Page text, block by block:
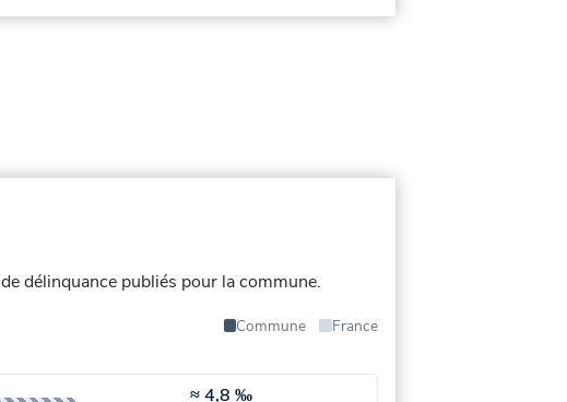
de délinquance publiés pour la commune.
Commune
France
≈4,8 ‰